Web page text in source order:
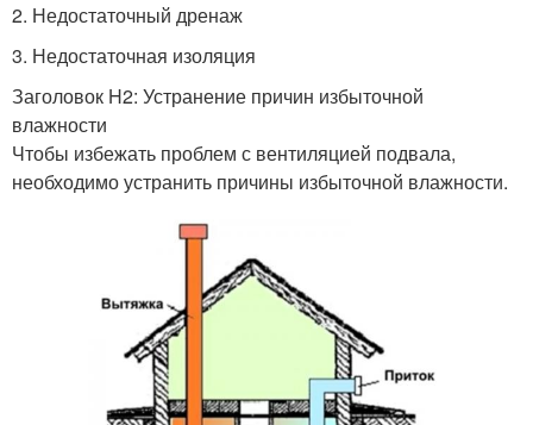
2. Недостаточный дренаж
3. Недостаточная изоляция
Заголовок H2: Устранение причин избыточной
влажности
Чтобы избежать проблем с вентиляцией подвала,
необходимо устранить причины избыточной влажности.